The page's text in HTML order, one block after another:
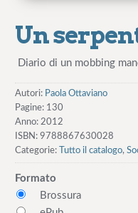
Un
Diario di un mobbing
Autori: Paola Ottaviano
Pagine: 130
Anno: 2012
ISBN: 9788867630028
Categorie:
Tutto il catalogo,
Formato
Brossura